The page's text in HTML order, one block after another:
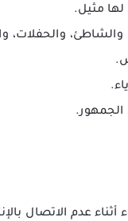
مثيل.
والشاطئ، والحفلات،
عدم الاتصال